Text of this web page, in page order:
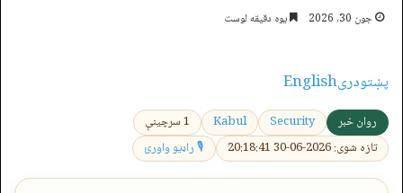
جون 30, 2026 یوه دقیقه لوست
پښتودریEnglish
روان خبر Security
Kabul
1 سرچینې
تازه شوی: 2026-06-30 20:18:41
🎙 راډیو واورئ